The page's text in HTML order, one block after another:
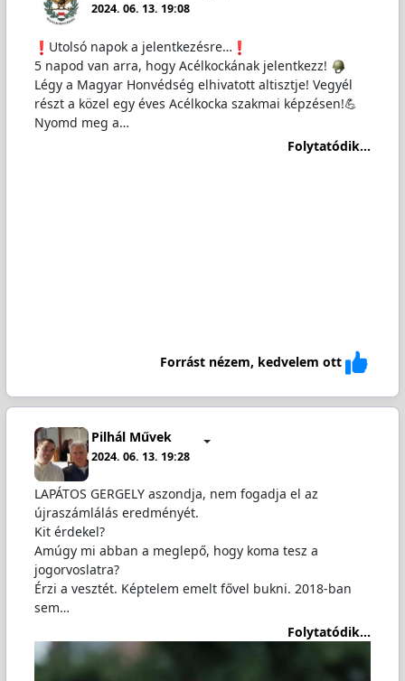
2024. 06. 13. 19:08
️Utolsó napok a jelentkezésre…
5 napod van arra, hogy Acélkockának jelentkezz!
Légy a Magyar Honvédség elhivatott altisztje! Vegyél
részt a közel egy éves Acélkocka szakmai képzésen!💪
Nyomd meg a…
Folytatódik...
Forrást nézem, kedvelem ott
Pilhál Művek
2024. 06. 13. 19:28
LAPÁTOS GERGELY aszondja, nem fogadja el az
újraszámlálás eredményét.
Kit érdekel?
Amúgy mi abban a meglepő, hogy koma tesz a
jogorvoslatra?
Érzi a vesztét. Képtelem emelt fővel bukni. 2018-ban
sem…
Folytatódik...